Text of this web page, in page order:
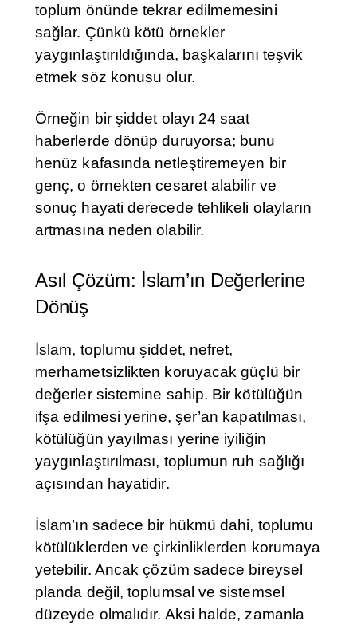
toplum önünde tekrar edilmemesini
sağlar. Çünkü kötü örnekler
yaygınlaştırıldığında, başkalarını teşvik
etmek söz konusu olur.
Örneğin bir şiddet olayı 24 saat
haberlerde dönüp duruyorsa; bunu
henüz kafasında netleştiremeyen bir
genç, o örnekten cesaret alabilir ve
sonuç hayati derecede tehlikeli olayların
artmasına neden olabilir.
Asıl Çözüm: İslam’ın Değerlerine
Dönüş
İslam, toplumu şiddet, nefret,
merhametsizlikten koruyacak güçlü bir
değerler sistemine sahip. Bir kötülüğün
ifşa edilmesi yerine, şer’an kapatılması,
kötülüğün yayılması yerine iyiliğin
yaygınlaştırılması, toplumun ruh sağlığı
açısından hayatidir.
İslam’ın sadece bir hükmü dahi, toplumu
kötülüklerden ve çirkinliklerden korumaya
yetebilir. Ancak çözüm sadece bireysel
planda değil, toplumsal ve sistemsel
düzeyde olmalıdır. Aksi halde, zamanla